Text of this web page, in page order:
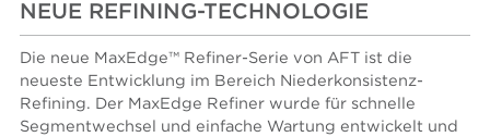
NEUE REFINING-TECHNOLOGIE
Die neue MaxEdge™ Refiner-Serie von AFT ist die
neueste Entwicklung im Bereich Niederkonsistenz-
Refining. Der MaxEdge Refiner wurde für schnelle
Segmentwechsel und einfache Wartung entwickelt und